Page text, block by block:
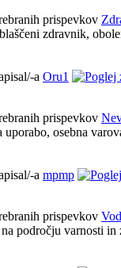
zdravnik,
a Oru1
osebna
a mpmp
področju varnosti in